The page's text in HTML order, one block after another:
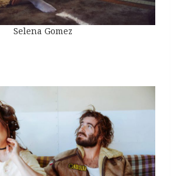
Selena Gomez